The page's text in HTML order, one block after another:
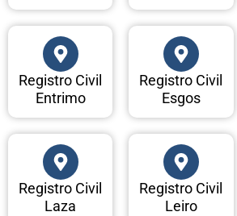
Registro Civil
Entrimo
Registro Civil
Esgos
Registro Civil
Laza
Registro Civil
Leiro